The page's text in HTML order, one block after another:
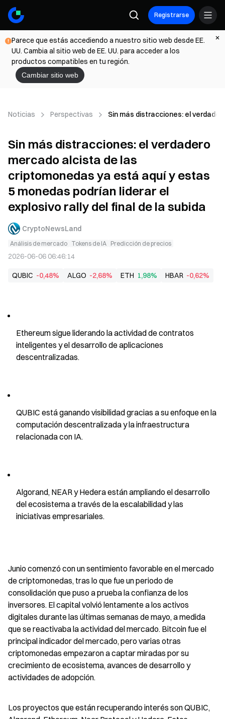
Registrarse
Parece que estás accediendo a nuestro sitio web desde EE.
UU. Cambia al sitio web de EE. UU. para acceder a los
productos compatibles en tu región.
Cambiar sitio web
Noticias Perspectivas Sin más distracciones: el
Sin más distracciones: el verdadero
mercado alcista de las
criptomonedas ya está aquí y estas
5 monedas podrían liderar el
explosivo rally del final de la subida
CryptoNewsLand
Análisis de mercado Tokens de IA Predicción de precios
2026-06-06 06:46:14
QUBIC -0,48% ALGO -2,68% ETH 1,98% HBAR -0,62%
Ethereum sigue liderando la actividad de contratos
inteligentes y el desarrollo de aplicaciones
descentralizadas.
QUBIC está ganando visibilidad gracias a su enfoque en la
computación descentralizada y la infraestructura
relacionada con IA.
Algorand, NEAR y Hedera están ampliando el desarrollo
del ecosistema a través de la escalabilidad y las
iniciativas empresariales.
Junio comenzó con un sentimiento favorable en el mercado
de criptomonedas, tras lo que fue un periodo de
consolidación que puso a prueba la confianza de los
inversores. El capital volvió lentamente a los activos
digitales durante las últimas semanas de mayo, a medida
que se reactivaba la actividad del mercado. Bitcoin fue el
principal indicador del mercado, pero varias otras
criptomonedas empezaron a captar miradas por su
crecimiento de ecosistema, avances de desarrollo y
actividades de adopción.
Los proyectos que están recuperando interés son QUBIC,